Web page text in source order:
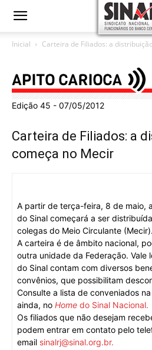
Inicial Carteira de Filiados: a
Edição 45 - 07/05/2012
Carteira de Filiados: a
começa no Mecir
A partir de terça-feira, 8 de maio,
do Sinal começará a ser
colegas do Meio Circulante (Mecir).
A carteira é de âmbito nacional,
outra unidade da Federação. Vale
do Sinal contam com diversos
convênios, que possibilitam
Consulte a lista de conveniados na
ainda, no Home do Sinal Nacional.
Os filiados que não desejam
podem entrar em contato pelo
email sinalrj@sinal.org.br.